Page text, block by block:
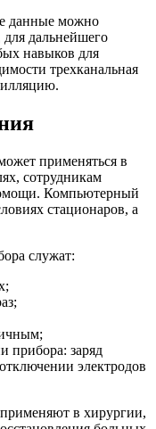
данные можно
дальнейшего
навыков для
трехканальная
применяться в
сотрудникам
Компьютерный
стационаров, а
служат:
прибора: заряд
электродов
в хирургии,